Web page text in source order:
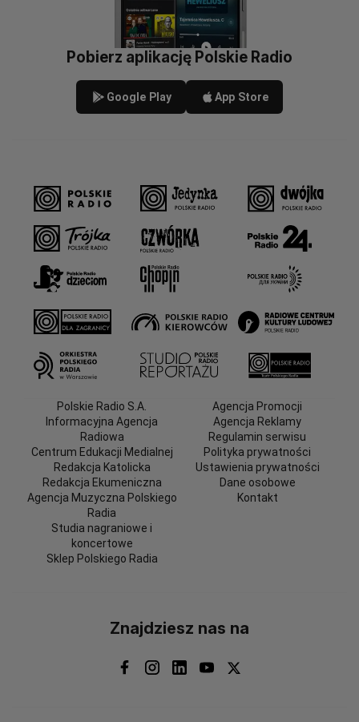
Pobierz aplikację Polskie Radio
Google Play App Store
Polskie Radio S.A.
Informacyjna Agencja
Radiowa
Centrum Edukacji Medialnej
Redakcja Katolicka
Redakcja Ekumeniczna
Agencja Muzyczna Polskiego
Radia
Studia nagraniowe i
koncertowe
Sklep Polskiego Radia
Agencja Promocji
Agencja Reklamy
Regulamin serwisu
Polityka prywatności
Ustawienia prywatności
Dane osobowe
Kontakt
Znajdziesz nas na